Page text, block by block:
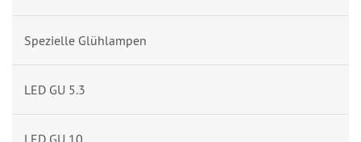
Spezielle Glühlampen
LED GU 5.3
LED GU 10